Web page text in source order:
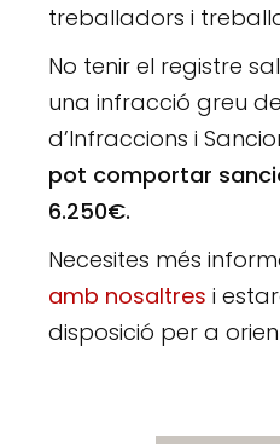
treballadors i
No tenir el registre
una infracció greu del
d’Infraccions i
pot comportar
6.250€.
Necesites més
amb nosaltres i
disposició per a